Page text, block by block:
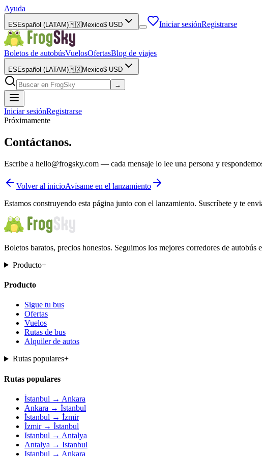
Ayuda
ES Español (LATAM)🇲🇽Mexico$ USD Iniciar sesiónRegistrarse
Boletos de autobúsVuelosOfertasBlog de viajes
ES Español (LATAM)🇲🇽Mexico$ USD
→
Iniciar sesiónRegistrarse
Próximamente
Contáctanos.
Escribe a hello@frogsky.com — cada mensaje lo lee una persona y
Volver al inicioAvísame en el lanzamiento
Estamos construyendo esta página junto con el lanzamiento. Suscríbete y te
Boletos baratos, precios honestos. Seguimos los mejores corredores de
Producto+
Producto
Sigue tu bus
Ofertas
Vuelos
Rutas de bus
Alquiler de autos
Rutas populares+
Rutas populares
İstanbul → Ankara
Ankara → İstanbul
İstanbul → İzmir
İzmir → İstanbul
Istanbul → Antalya
Antalya → Istanbul
Istanbul → Ankara